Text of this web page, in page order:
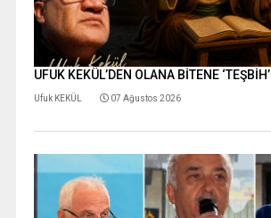
UFUK KEKÜL’DEN OLANA BİTENE ‘TEŞBİH’
Ufuk KEKÜL 07 Ağustos 2026